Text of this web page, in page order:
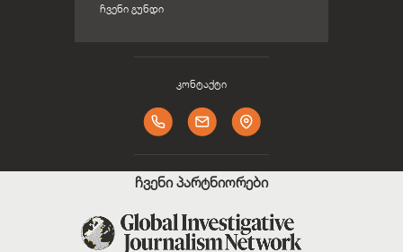
ᲩᲕᲔᲜᲘ ᲒᲣᲜᲓᲘ
კონტაქტი
ჩვენი პარტნიორები